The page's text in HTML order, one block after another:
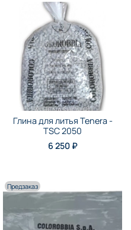
Глина для литья Tenera -
TSC 2050
6 250 ₽
Предзаказ